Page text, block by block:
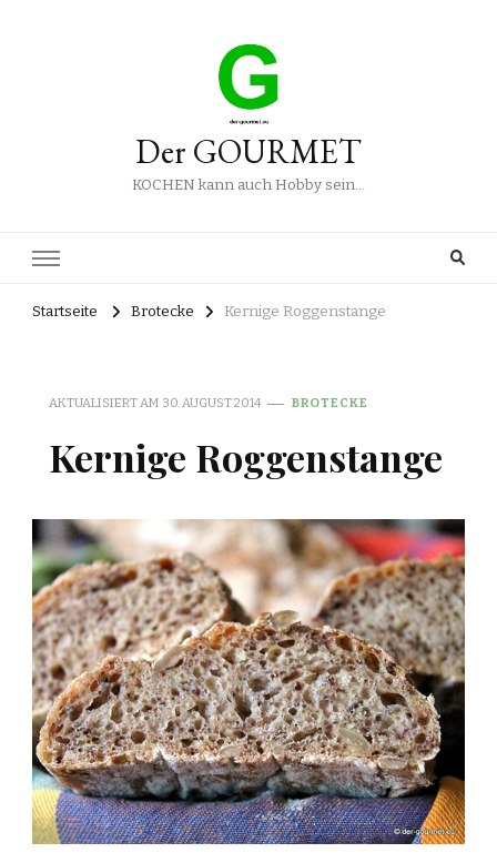
Der GOURMET
KOCHEN kann auch Hobby sein…
Startseite Brotecke Kernige Roggenstange
AKTUALISIERT AM 30. AUGUST 2014 BROTECKE
Kernige Roggenstange